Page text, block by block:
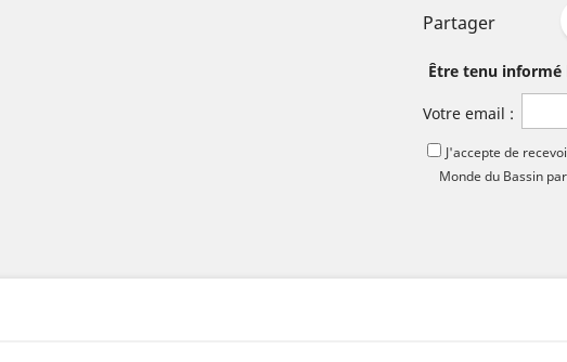
Partager
Être tenu
Votre email :
J'accepte de
Monde du Bassin